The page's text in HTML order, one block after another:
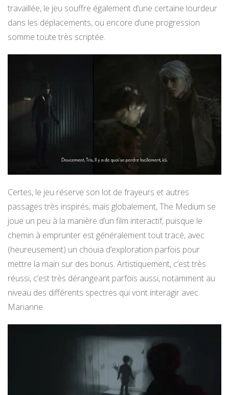
travaillée, le jeu souffre également d’une certaine lourdeur
dans les déplacements, ou encore d’une progression
somme toute très scriptée.
Certes, le jeu réserve son lot de frayeurs et autres
passages très inspirés, mais globalement, The Medium se
joue un peu à la manière d’un film interactif, puisque le
chemin à emprunter est généralement tout tracé, avec
(heureusement) un chouia d’exploration parfois pour
mettre la main sur des bonus. Artistiquement, c’est très
réussi, c’est très dérangeant parfois aussi, notamment au
niveau des différents spectres qui vont interagir avec
Marianne.